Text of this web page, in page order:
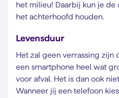
het milieu! Daarbij kun je
het achterhoofd houden.
Levensduur
Het zal geen verrassing zijn
een smartphone heel wat
voor afval. Het is dan ook
Wanneer jij een telefoon